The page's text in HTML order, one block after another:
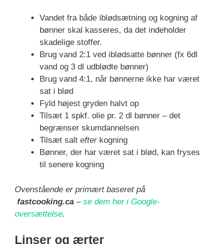
Vandet fra både iblødsætning og kogning af
bønner skal kasseres, da det indeholder
skadelige stoffer.
Brug vand 2:1 ved iblødsatte bønner (fx 6dl
vand og 3 dl udblødte bønner)
Brug vand 4:1, når bønnerne ikke har været
sat i blød
Fyld højest gryden halvt op
Tilsæt 1 spkf. olie pr. 2 dl bønner – det
begrænser skumdannelsen
Tilsæt salt efterkogning
Bønner, der har været sat i blød, kan fryses
til senere kogning
Ovenstående er primært baseret på
fastcooking.ca – se dem her i Google-
oversættelse.
Linser og ærter